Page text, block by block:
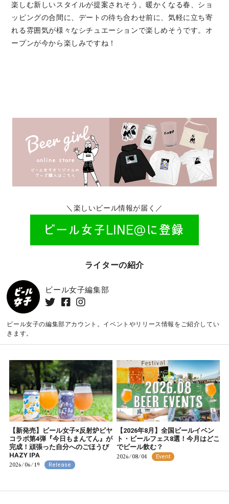
楽しむ新しいスタイルが提案されそう。暖かくなる春、ショ
ッピングの合間に、デートの待ち合わせ前に、気軽に立ち寄
れる雰囲気が様々なシチュエーションで楽しめそうです。オ
ープンが今から楽しみですね！
＼楽しいビール情報が届く／
ライターの紹介
ビール女子編集部
ビール女子の編集部アカウント。イベントやリリース情報をご紹介してい
きます。
【新発売】ビール女子×反射炉ビヤ
コラボ第4弾『今日もまんてん』が
完成！頑張った自分へのごほうび
HAZY IPA
2026/06/19 Release
【2026年8月】全国ビールイベン
ト・ビールフェス8選！今月はどこ
でビール飲む？
2026/08/04 Event